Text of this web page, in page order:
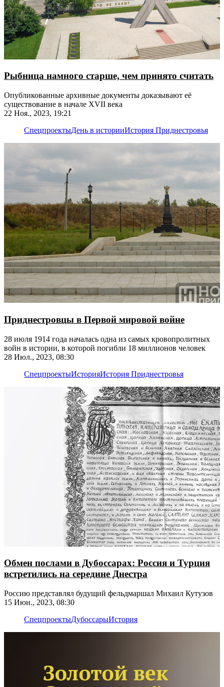
Рыбница намного старше, чем принято считать
Опубликованные архивные документы доказывают её
существование в начале XVII века
22 Ноя., 2023, 19:21
СпецпроектыДень в историиИстория Приднестровья
Приднестровцы в Первой мировой войне
28 июля 1914 года началась одна из самых кровопролитных
войн в истории, в которой погибли 18 миллионов человек
28 Июл., 2023, 08:30
СпецпроектыИсторияИстория Приднестровья
Обмен послами в Дубоссарах: Россия и Турция
встретились на середине Днестра
Россию представлял будущий фельдмаршал Михаил Кутузов
15 Июн., 2023, 08:30
СпецпроектыДубоссарыИстория